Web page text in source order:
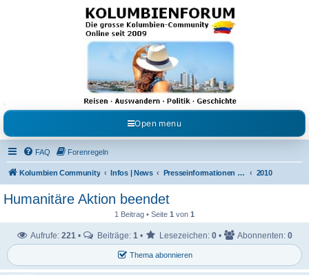
Kolumbienforum - Das
grosse Forum der
Freunde Kolumbiens
Reisen, Auswandern, Kultur, Politik, Geschichte und Visum in Kolumbien und Venezuela.
Austausch, Erfahrungen und Gemeinschaft im Kolumbienforum
Open menu
FAQ Forenregeln
Kolumbien Community Infos | News Presseinformationen & Neuigkeiten 2010
Humanitäre Aktion beendet
1 Beitrag • Seite 1 von 1
Thema abonnieren
Aufrufe: 221 • Beiträge: 1 • Lesezeichen: 0 • Abonnenten: 0